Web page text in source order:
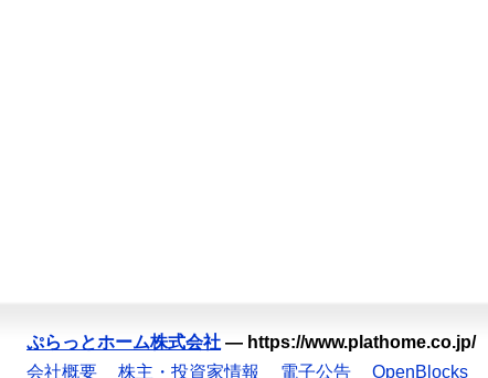
ぷらっとホーム株式会社 — https://www.plathome.co.jp/
会社概要
株主・投資家情報 電子公告 OpenBlocks